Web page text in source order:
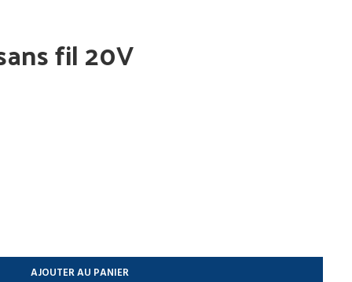
fil 20V
AJOUTER AU PANIER